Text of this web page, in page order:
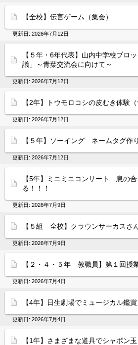
【全校】伝言ゲーム（集会）
更新日: 2026年7月12日
【５年・6年代表】山内中学校ブロ
議」～青葉交流会に向けて～
更新日: 2026年7月12日
【2年】トウモロコシの皮むき体験
更新日: 2026年7月12日
【５年】ソーイング ネームタグ作り
更新日: 2026年7月12日
【5年】ミニミニコンサート 息の
る！！！
更新日: 2026年7月9日
【５組 全校】クラウンサーカスさ
更新日: 2026年7月9日
【２・４・５年 教職員】第１回授
更新日: 2026年7月4日
【4年】日生劇場でミュージカル鑑賞
更新日: 2026年7月4日
【1年】さまざまな道具でシャボン玉